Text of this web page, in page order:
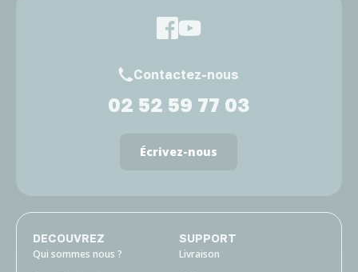
Contactez-nous
02 52 59 77 03
Écrivez-nous
DECOUVREZ
Qui sommes nous ?
SUPPORT
Livraison